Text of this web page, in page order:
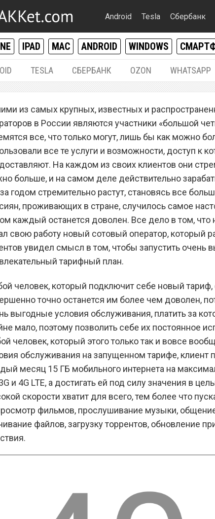
Android Tesla Сбербанк
IPAD MAC ANDROID WINDOWS
TESLA СБЕРБАНК OZON WHATSAPP
сотовый оператор
тарифный план с
интернета и
из самых крупных, известных и
в России являются участники «большой
все, что только могут, лишь бы как можно
все те услуги и возможности, доступ к
На каждом из своих клиентов они
больше, и на самом деле действительно
годом стремительно растут, становясь все
проживающих в стране, случилось самое
каждый останется доволен. Все дело в том, что
свою работу новый сотовый оператор, который
увидел смысл в том, чтобы запустить очень
тарифный план.
человек, который подключит себе новый
точно останется им более чем доволен,
выгодные условия обслуживания, платить за
мало, поэтому позволить себе их постоянное
человек, который этого только так и вовсе
обслуживания на запущенном тарифе, клиент
месяц 15 ГБ мобильного интернета на
и 4G LTE, а достигать ей под силу значения в
скорости хватит для всего, тем более что
фильмов, прослушивание музыки,
файлов, загрузку торрентов, обновление